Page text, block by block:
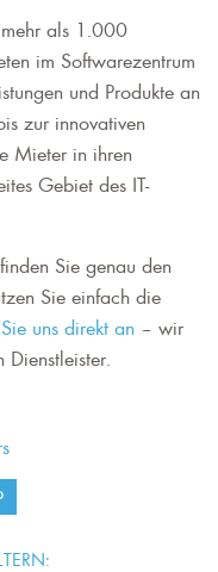
als 1.000
im Softwarezentrum
und Produkte an
zur innovativen
Mieter in ihren
Gebiet des IT-
Sie genau den
Sie einfach die
uns direkt an – wir